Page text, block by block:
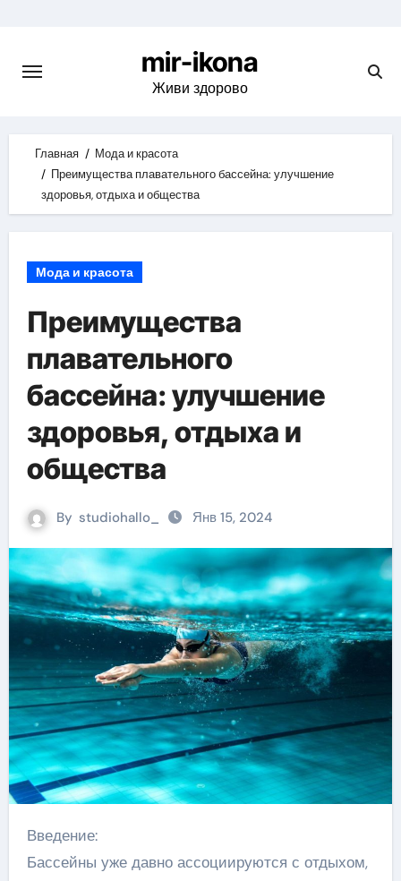
content
mir-ikona
Живи здорово
Главная
Мода и красота
Преимущества плавательного бассейна: улучшение
здоровья, отдыха и общества
Мода и красота
Преимущества
плавательного
бассейна: улучшение
здоровья, отдыха и
общества
By studiohallo_ Янв 15, 2024
Введение:
Бассейны уже давно ассоциируются с отдыхом,